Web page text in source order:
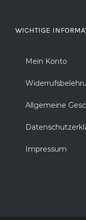
WICHTIGE
Mein Konto
Allgemeine
Impressum